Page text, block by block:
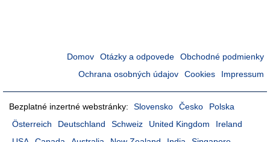
Domov Otázky a odpovede
Obchodné podmienky
Ochrana osobných údajov
Cookies Impressum
Bezplatné inzertné webstránky: Slovensko Česko
Polska
Österreich
Deutschland Schweiz United Kingdom
Ireland